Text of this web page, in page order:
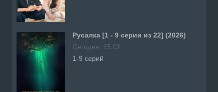
Русалка [1 - 9 серии из 22] (2026)
Сегодня, 15:02
1-9 серий